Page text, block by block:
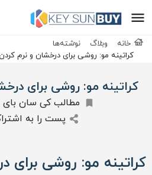
خانه وبلاگ
نوشته‌ها
کراتینه مو: روشی برای درخشان و نرم
کراتینه مو: روشی برای
مطالب کی سان بای
پست را به
کراتینه مو: روشی برای